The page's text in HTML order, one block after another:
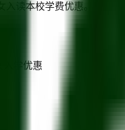
读本校学费优惠。
入学优惠